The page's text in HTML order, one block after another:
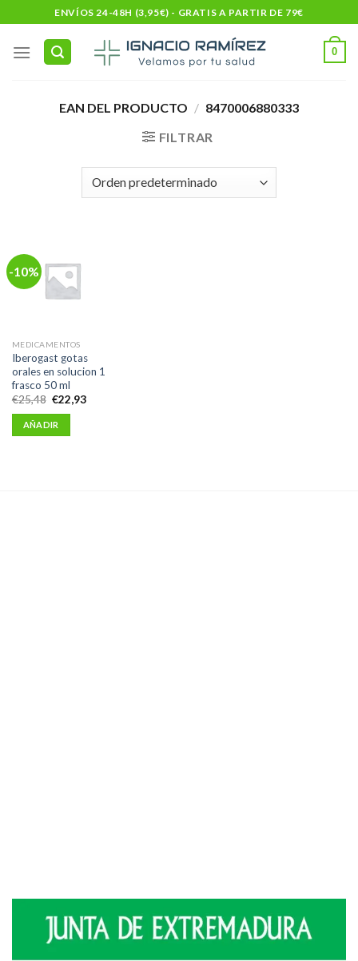
to
content
ENVÍOS 24-48H (3,95€) - GRATIS A PARTIR DE 79€
0
EAN DEL PRODUCTO / 8470006880333
FILTRAR
-10%
MEDICAMENTOS
Iberogast gotas
orales en solucion 1
frasco 50 ml
€25,48 El
precio
original
era:
€25,48.
€22,93El
AÑADIR